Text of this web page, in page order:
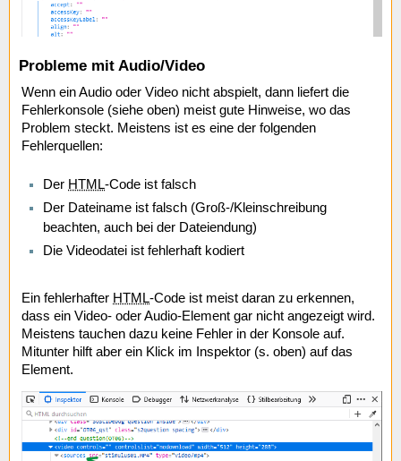
Probleme mit Audio/Video
Wenn ein Audio oder Video nicht abspielt, dann liefert die
Fehlerkonsole (siehe oben) meist gute Hinweise, wo das
Problem steckt. Meistens ist es eine der folgenden
Fehlerquellen:
Der HTML-Code ist falsch
Der Dateiname ist falsch (Groß-/Kleinschreibung
beachten, auch bei der Dateiendung)
Die Videodatei ist fehlerhaft kodiert
Ein fehlerhafter HTML-Code ist meist daran zu erkennen,
dass ein Video- oder Audio-Element gar nicht angezeigt wird.
Meistens tauchen dazu keine Fehler in der Konsole auf.
Mitunter hilft aber ein Klick im Inspektor (s. oben) auf das
Element.